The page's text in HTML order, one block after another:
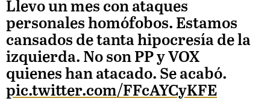
Llevo un mes con ataques
personales homófobos. Estamos
cansados de tanta hipocresía de la
izquierda. No son PP y VOX
quienes han atacado. Se acabó.
pic.twitter.com/FFcAYCyKFE